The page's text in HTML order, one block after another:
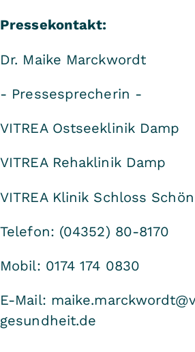
Pressekontakt:
Dr. Maike Marckwordt
- Pressesprecherin -
VITREA Ostseeklinik Damp
VITREA Rehaklinik Damp
VITREA Klinik Schloss
Telefon: (04352) 80-8170
Mobil: 0174 174 0830
E-Mail:
gesundheit.de